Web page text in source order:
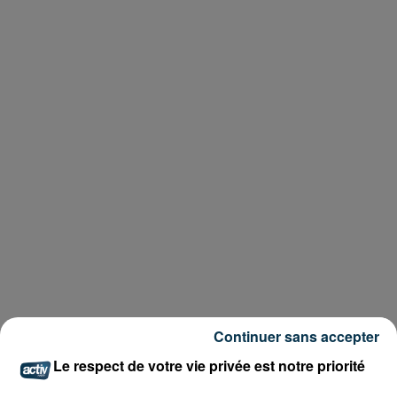
Le respect de votre vie privée est notre priorité
Continuer sans accepter